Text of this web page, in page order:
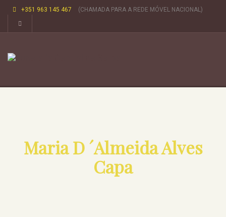
+351 963 145 467 (CHAMADA PARA A REDE MÓVEL NACIONAL)
Maria D ´Almeida Alves
Capa